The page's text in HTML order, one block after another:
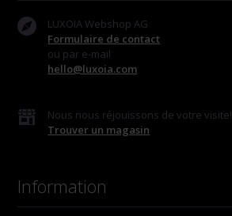
LUXOIA Webshop AG
Formulaire de contact
ou par e-mail
hello@luxoia.com
Nous nous réjouissons de votre visite!
Trouver un magasin
Information